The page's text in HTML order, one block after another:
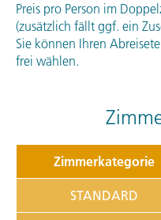
Preis pro Person im
(zusätzlich fällt ggf. ein
Sie können Ihren
frei wählen.
Zimmerkategorie
STANDARD